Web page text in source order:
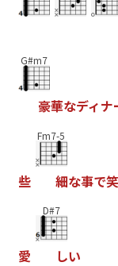
G#m7
豪華なディナ
些
Fm7-5
細な事で笑
愛
D#7
しい